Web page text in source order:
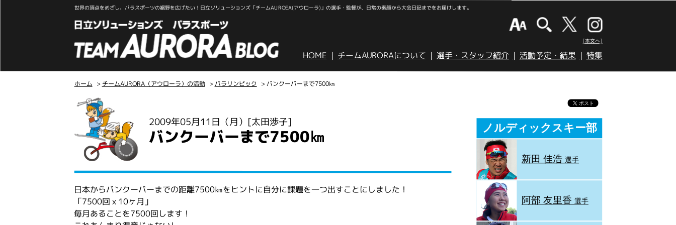
世界の頂点をめざし、パラスポーツの裾野を広げたい！日立ソリューションズ「チームAUROEA(アウローラ)」の選手・監督が、日常の素顔から大会日記までをお届けします。
[本文へ]
HOME チームAURORAについて 選手・スタッフ紹介 活動予定・結果 特集
ホーム > チームAURORA（アウローラ）の活動 >パラリンピック > バンクーバーまで7500㎞
2009年05月11日（月） [太田渉子]
バンクーバーまで7500㎞
日本からバンクーバーまでの距離7500㎞をヒントに自分に課題を一つ出すことにしました！
「7500回ｘ10ヶ月」
毎月あることを7500回します！
ノルディックスキー部
新田 佳浩 選手
阿部 友里香 選手